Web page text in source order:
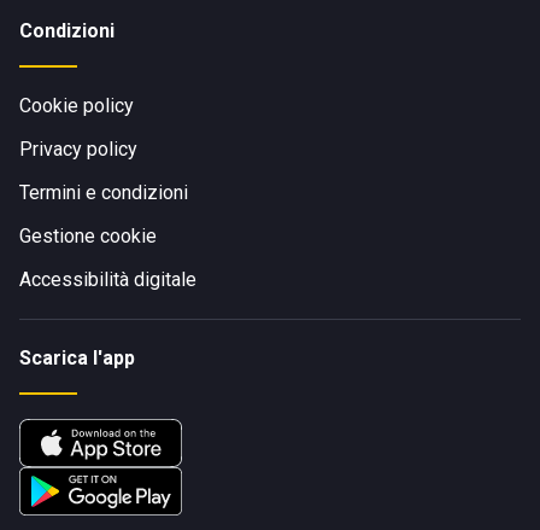
Condizioni
Cookie policy
Privacy policy
Termini e condizioni
Gestione cookie
Accessibilità digitale
Scarica l'app